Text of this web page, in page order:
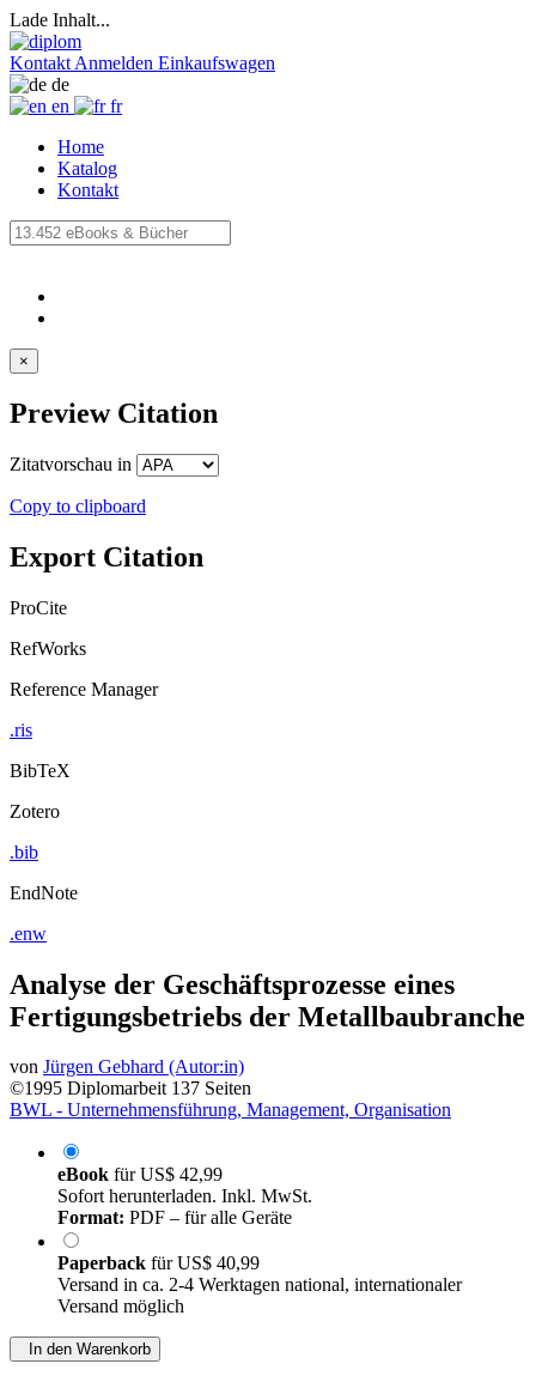
Lade Inhalt...
Kontakt Anmelden Einkaufswagen
de
en
fr
Home
Katalog
Kontakt
Export Citation
Analyse der Geschäftsprozesse eines
Fertigungsbetriebs der Metallbaubranche
vonJürgen Gebhard (Autor:in)
©1995 Diplomarbeit 137 Seiten
eBookfürUS$ 42,99
Sofort herunterladen. Inkl. MwSt.
Format:
PaperbackfürUS$ 40,99
Versand in ca. 2-4 Werktagen national, internationaler